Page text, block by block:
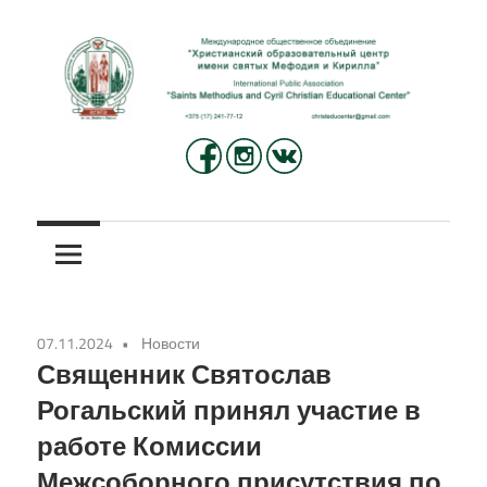
содержимому
Христианский
центр
святых
Мефодия
Международное
«Христианский
образовательный
святых
Мефодия
и
Кирилла»
07.11.2024 Новости
Священник Святослав
Рогальский принял участие в
работе Комиссии